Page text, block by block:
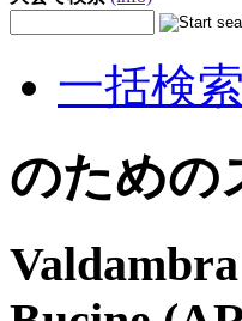
一括検索
のための